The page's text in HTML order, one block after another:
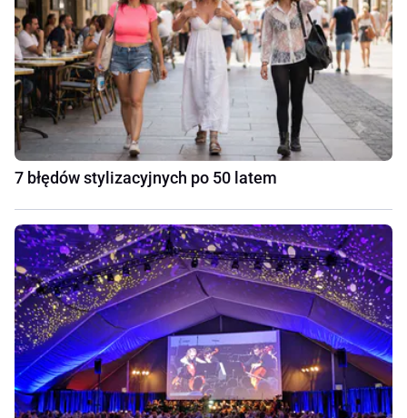
7 błędów stylizacyjnych po 50 latem